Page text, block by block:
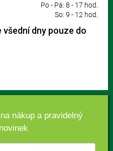
Po - Pá: 8 - 17 hod.
So: 9 - 12 hod.
všední dny pouze do
nákup a pravidelný